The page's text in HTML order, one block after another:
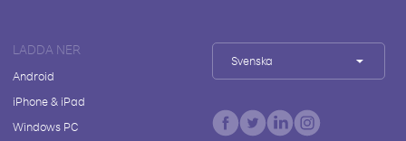
LADDA NER
Android
iPhone & iPad
Windows PC
Svenska